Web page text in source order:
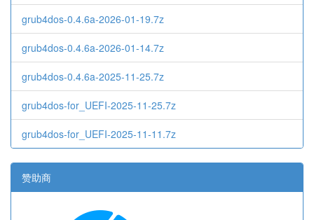
grub4dos-0.4.6a-2026-01-19.7z
grub4dos-0.4.6a-2026-01-14.7z
grub4dos-0.4.6a-2025-11-25.7z
grub4dos-for_UEFI-2025-11-25.7z
grub4dos-for_UEFI-2025-11-11.7z
赞助商